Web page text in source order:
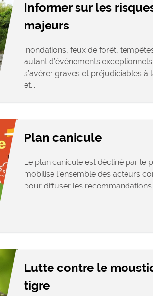
Informer sur les
majeurs
Inondations, feux de forêt,
autant d’événements
s’avérer graves et préjudiciables à
et...
Plan canicule
Le plan canicule est décliné par le
mobilise l’ensemble des acteurs
pour diffuser les recommandations
Lutte contre le
tigre